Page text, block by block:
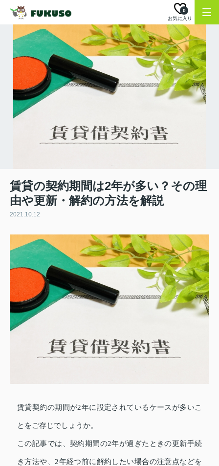
お気に入り
0
賃貸の契約期間は2年が多い？その理
由や更新・解約の方法を解説
2021.10.12
賃貸契約の期間が2年に設定されているケースが多いこ
とをご存じでしょうか。
この記事では、契約期間の2年が過ぎたときの更新手続
き方法や、2年経つ前に解約したい場合の注意点などを